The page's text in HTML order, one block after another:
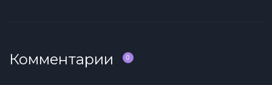
Комментарии 0